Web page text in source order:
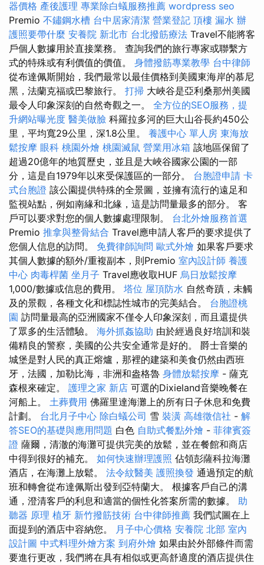
器價格 產後護理 專業除白蟻服務推薦 wordpress seo
Premio 不鏽鋼水槽 台中居家清潔 營業登記 頂樓 漏水 辦
護照要帶什麼 安養院 新北市 台北撥筋療法 Travel不能將客
戶個人數據用於直接業務。 查詢我們的旅行專家或聯繫方
式的特殊或有利價值的價值。 身體撥筋專業教學 台中律師
從布達佩斯開始，我們最常以最佳價格到美國東海岸的慕尼
黑，法蘭克福或巴黎旅行。 打掃 大峽谷是亞利桑那州美國
最令人印象深刻的自然奇觀之一。 全方位的SEO服務，提
升網站曝光度 醫美做臉 科羅拉多河的巨大山谷長約450公
里，平均寬29公里，深1.8公里。 養護中心 單人房 東海放
鬆按摩 眼科 桃園外燴 桃園滅鼠 營業用冰箱 該地區保留了
超過20億年的地質歷史，並且是大峽谷國家公園的一部
分，這是自1979年以來受保護區的一部分。 台胞證申請 卡
式台胞證 該公園提供特殊的全景圖，並擁有流行的遠足和
監視站點，例如南緣和北緣，這是訪問量最多的部分。 客
戶可以要求對您的個人數據處理限制。 台北外燴服務首選
Premio 推拿與整骨結合 Travel應申請人客戶的要求提供了
您個人信息的訪問。 免費律師詢問 歐式外燴 如果客戶要求
其個人數據的額外/重複副本，則Premio 室內設計師 養護
中心 肉毒桿菌 坐月子 Travel應收取HUF 烏日放鬆按摩
1,000/數據或信息的費用。 塔位 屋頂防水 自然奇蹟，未觸
及的景觀，各種文化和標誌性城市的完美結合。 台胞證桃
園 訪問量最高的亞洲國家不僅令人印象深刻，而且還提供
了眾多的生活體驗。 海外抓姦協助 由於經過良好培訓和裝
備精良的警察，美國的公共安全通常是好的。 爵士音樂的
城堡是對人民的真正熔爐，那裡的建築和美食仍然由西班
牙，法國，加勒比海，非洲和盎格魯 身體放鬆按摩 - 薩克
森根來確定。 護理之家 新店 可選的Dixieland音樂晚餐在
河船上。 土葬費用 佛羅里達海灘上的所有日子休息和免費
計劃。 台北月子中心 除白蟻公司 雪 裝潢 高雄徵信社 - 解
答SEO的基礎與應用問題 白色 自助式餐點外燴 - 菲律賓簽
證 薩爾，清澈的海灘可提供完美的放鬆，並在餐館和商店
中得到很好的補充。 如何快速辦理護照 佔領彭薩科拉海灘
酒店，在海灘上放鬆。 法令紋醫美 護照換發 通過預定的航
班和轉會從布達佩斯出發到亞特蘭大。 根據客戶自己的溝
通，澄清客戶的利息和適當的個性化答案所需的數據。 助
聽器 原理 植牙 新竹撥筋技術 台中律師推薦 我們試圖在上
面提到的酒店中容納您。 月子中心價格 安養院 北部 室內
設計圖 中式料理外燴方案 到府外燴 如果由於外部條件而需
要進行更改，我們將在具有相似或更高舒適度的酒店提供住